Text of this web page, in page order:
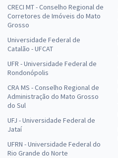
CRECI MT - Conselho Regional de
Corretores de Imóveis do Mato
Grosso
Universidade Federal de
Catalão - UFCAT
UFR - Universidade Federal de
Rondonópolis
CRA MS - Conselho Regional de
Administração do Mato Grosso
do Sul
UFJ - Universidade Federal de
Jataí
UFRN - Universidade Federal do
Rio Grande do Norte